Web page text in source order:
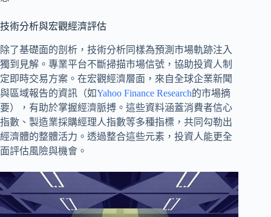
技術分析與宏觀經濟評估
除了基礎面的剖析，技術分析同樣為預測市場軌跡注入
獨到見解。專業平台不斷掃描市場信號，協助投資人制
定即時交易方案。在宏觀經濟層面，來自全球企業新聞
與區域報告的資訊（如Yahoo Finance Research的市場摘
要），有助於掌握經濟脈搏。這些資料涵蓋消費者信心
指數、製造業採購經理人指數等多種指標，共同勾勒出
經濟體的整體活力。透過整合這些元素，投資人能更全
面評估風險與機會。